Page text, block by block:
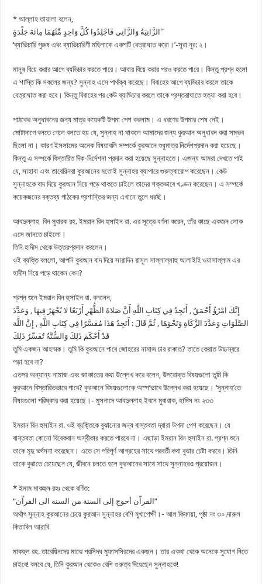
* আল্লাহ তায়ালা বলেন,
الزَّانِيَةُ وَالزَّانِي فَاجْلِدُوا كُلَّ وَاحِدٍ مِّنْهُمَا مِائَةَ جَلْدَةٍ ۖ
‘ব্যাভিচারি পুরুষ এবং ব্যাভিচারিণী মহিলাকে একশটি বেত্রাঘাত করো।’-সূরা নুর: ২।
মানুষ বিয়ে করার আগে ব্যভিচার করতে পারে। আবার বিয়ে করার পরও করতে পারে। কিন্তু প্রশ্ন হলো
এ শাস্তি কি সকলের জন্য? সুন্নাহ এসে পার্থক্য করেছে। বিবাহের আগে ব্যভিচার করলে তাকে
বেত্রাঘাত করা হবে। কিন্তু বিবাহের পর কেউ ব্যাভিচার করলে তাকে প্রস্তরাঘাতে হত্যা করা হবে।
পাঠকের অনুধাবনের জন্য মাত্র কয়েকটি উপমা পেশ করলাম। এ ধরণের উপমার শেষ নেই।
মোটাদাগে বলতে গেলে বলতে হয় যে, সুন্নাহ না থাকলে আমাদের জন্য কুরআন অনুধাবন করা সম্ভব
ছিলো না। কারণ ইসলামের অনেক বিষয়াবলি সম্পর্কে কুরআনে শুধুমাত্র নির্দেশপ্রদান করা হয়েছে।
কিন্তু এ সম্পর্কে বিস্তারিত দিক-নির্দেশনা প্রদান করা হয়েছে সুন্নাহতে। এজন্য আমরা দেখতে পাই
যে, সাহাবা এবং তাবেয়িনরা কুরআনের মতোই সুন্নাহর ব্যাপারে গুরুত্বারোপ করেছেন। কেউ
সুন্নাহকে বাদ দিয়ে কুরআন নিয়ে পড়ে থাকতে চাইলে তাদের শক্তভাবে খণ্ডন করেছেন। এ সম্পর্কে
কয়েকজনের বক্তব্য পাঠকের প্রশান্তির জন্য এখানে তুলে ধরছি।
আবদুল্লাহ বিন মুবারক রহ. ইমরান বিন হুসাইন রা. এর সূত্রে বর্ণনা করেন, তাঁর কাছে একজন লোক
এসে জানতে চাইলো।
তিনি হাদীস থেকে উত্তরপ্রদান করলেন।
ওই ব্যক্তি বললো, আপনি কুরআন বাদ দিয়ে সারাদিন রাসূল সাল্লাল্লাহু আলাইহি ওয়াসাল্লাম এর
হাদীস নিয়ে পড়ে থাকেন কেন?
প্রশ্ন শুনে ইমরান বিন হুসাইন রা. বললেন,
إِنَّكَ امْرُؤٌ أَحْمَقُ , أَتَجِدُ فِي كِتَابِ اللَّهِ أَنَّ صَلاةَ الظُّهْرِ أَرْبَعًا لا يُجْهَرُ فِيهَا , وَعَدَّدَ
الصَّلَوَاتِ وَعَدَّدَ الزَّكَاةِ وَنَحْوَهَا , ثُمَّ قَالَ : أَتَجِدُ هَذَا مُفَسَّرًا فِي كِتَابِ اللَّهِ , إِنَّ اللَّهَ
قَدْ أَحْكَمَ ذَلِكَ وَالسُّنَّةُ تُفَسِّرُ ذَلِكَ
তুমি একজন আহম্মক। তুমি কি কুরআনে পাবে জোহরের নামাজ চার রাকাত? তাতে কেরাত উচ্চস্বরে
পড়া হবে না?
এতপর অন্যান্য নামাজ এবং জাকাতের কথা উল্লেখ করে বলেন, উপরোক্ত বিষয়গুলো তুমি কি
কুরআনে বিস্তারিতভাবে পাবে? কুরআনে বিষয়গুলোকে অস্প’ভাবে উল্লেখ করা হয়েছে। ‘সুন্নাহ’তে
বিষয়গুলো পরিষ্কার করা হয়েছে।- মুসনাদে আবদুল্লাহ ইবনে মুবারাক, হাদিস নং ২৩৩
ইমরান বিন হুসাইন রা. ওই ব্যক্তিকে বুঝানোর জন্য বাস্তবতা দ্বারা উপমা পেশ করেছেন। যে
বাস্তবতা কোনো বিবেকবান অস্বীকার করতে পারবে না। এছাড়া ইমরান বিন হুসাইন রা. প্রশ্ন শুনে
তাকে মৃদু ভর্ৎসনা করেছেন। এতে সে পরিপূর্ণ আগ্রহের সাথে পরবর্তী কথা বুঝার চেষ্টা করবে। তিনি
তাকে বুঝাতে চেয়েছেন যে, জীবনে চলতে হলে কুরআনের সাথে সাথে সুন্নাহরও প্রয়োজন।
* ইমাম মাকহুল রহঃ থেকে বর্ণিত:
“القراّن أحوج إلى السنة من السنة الى القراّن”
অর্থাৎ সুন্নাহ কুরআনের চেয়ে কুরআন সুন্নাহর বেশি মুখাপেক্ষী।- আল কিফায়া, পৃষ্ঠা নং ৩০.দারুল
কিতাবিল আরাবি
মাকহুল রহ. তাবেয়িনদের মাঝে প্রসিদ্ধ মুফাসসিরদের একজন। তার একথা থেকে অনেকে সুযোগ নিতে
চাইবে! বলবে যে, তিনি কুরআন থেকেও বেশি গুরুত্ব দিয়েছেন সুন্নাহকে!